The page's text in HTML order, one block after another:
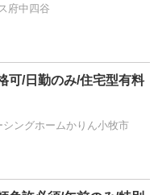
府中四谷
可/日勤のみ/住宅型有料
ングホームかりん小牧市